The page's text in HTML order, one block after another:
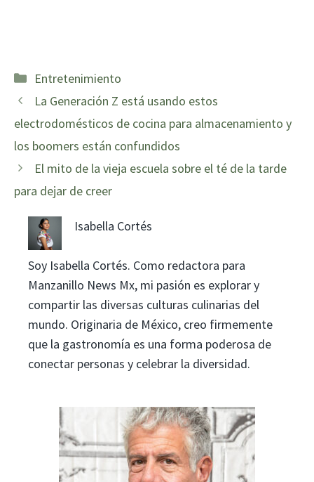
Categorías
Entretenimiento
La Generación Z está usando estos
electrodomésticos de cocina para almacenamiento y
los boomers están confundidos
El mito de la vieja escuela sobre el té de la tarde
para dejar de creer
Isabella Cortés
Soy Isabella Cortés. Como redactora para
Manzanillo News Mx, mi pasión es explorar y
compartir las diversas culturas culinarias del
mundo. Originaria de México, creo firmemente
que la gastronomía es una forma poderosa de
conectar personas y celebrar la diversidad.